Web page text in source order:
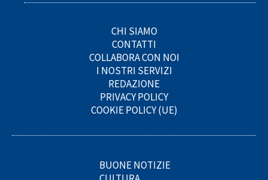
CHI SIAMO
CONTATTI
COLLABORA CON NOI
I NOSTRI SERVIZI
REDAZIONE
PRIVACY POLICY
COOKIE POLICY (UE)
BUONE NOTIZIE